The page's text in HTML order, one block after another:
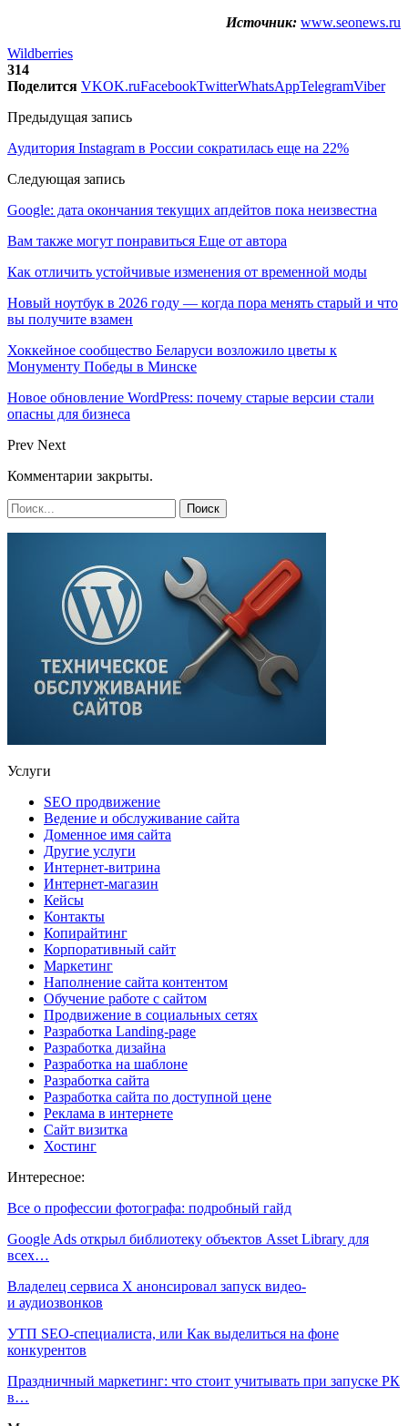
Источник: www.seonews.ru
Wildberries
314
Поделится VKOK.ruFacebookTwitterWhatsAppTelegramViber
Предыдущая запись
Аудитория Instagram в России сократилась еще на 22%
Следующая запись
Google: дата окончания текущих апдейтов пока неизвестна
Вам также могут понравиться Еще от автора
Как отличить устойчивые изменения от временной моды
Новый ноутбук в 2026 году — когда пора менять старый и что
вы получите взамен
Хоккейное сообщество Беларуси возложило цветы к
Монументу Победы в Минске
Новое обновление WordPress: почему старые версии стали
опасны для бизнеса
Prev Next
Комментарии закрыты.
Услуги
SEO продвижение
Ведение и обслуживание сайта
Доменное имя сайта
Другие услуги
Интернет-витрина
Интернет-магазин
Кейсы
Контакты
Копирайтинг
Корпоративный сайт
Маркетинг
Наполнение сайта контентом
Обучение работе с сайтом
Продвижение в социальных сетях
Разработка Landing-page
Разработка дизайна
Разработка на шаблоне
Разработка сайта
Разработка сайта по доступной цене
Реклама в интернете
Сайт визитка
Хостинг
Интересное:
Все о профессии фотографа: подробный гайд
Google Ads открыл библиотеку объектов Asset Library для
всех…
Владелец сервиса Х анонсировал запуск видео-
и аудиозвонков
УТП SEO-специалиста, или Как выделиться на фоне
конкурентов
Праздничный маркетинг: что стоит учитывать при запуске РК
в…